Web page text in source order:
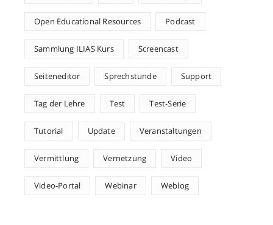
Open Educational Resources Podcast
Sammlung ILIAS Kurs Screencast
Seiteneditor Sprechstunde Support
Tag der Lehre Test Test-Serie
Tutorial Update Veranstaltungen
Vermittlung Vernetzung Video
Video-Portal Webinar Weblog